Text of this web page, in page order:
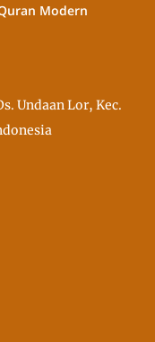
Modern
Undaan Lor, Kec.